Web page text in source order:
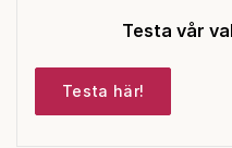
Testa vår
Testa här!